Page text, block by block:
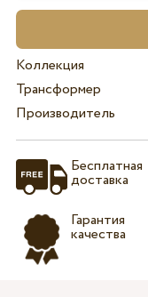
Коллекция
Трансформер
Производитель
Бесплатная
доставка
Гарантия
качества